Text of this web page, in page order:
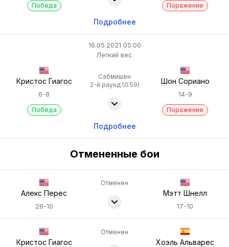
Победа Поражение
Подробнее
16.05.2021 05:00
Легкий вес
Кристос Гиагос
6-8
Победа
Сабмишен
2-й раунд (0:59)
Шон Сориано
14-9
Поражение
Подробнее
Отмененные бои
Алекс Перес
26-10
Отменен
Мэтт Шнелл
17-10
Кристос Гиагос
Отменен
Хоэль Альварес